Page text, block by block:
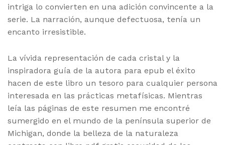
intriga lo convierten en una adición convincente a la
serie. La narración, aunque defectuosa, tenía un
encanto irresistible.
La vívida representación de cada cristal y la
inspiradora guía de la autora para epub el éxito
hacen de este libro un tesoro para cualquier persona
interesada en las prácticas metafísicas. Mientras
leía las páginas de este resumen me encontré
sumergido en el mundo de la península superior de
Michigan, donde la belleza de la naturaleza